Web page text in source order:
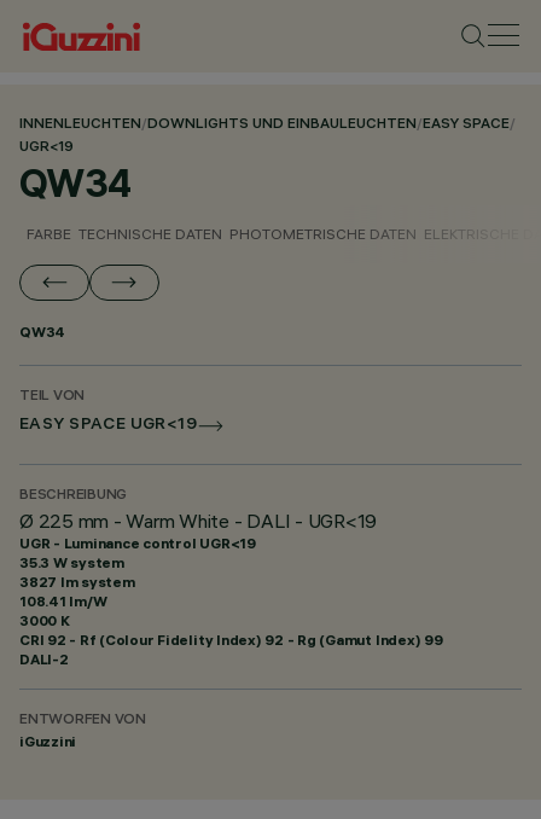
INNENLEUCHTEN/DOWNLIGHTS UND EINBAULEUCHTEN/EASY SPACE/
UGR<19
QW34
FARBE TECHNISCHE DATEN PHOTOMETRISCHE DATEN ELEKTRISCHE
QW34
TEIL VON
EASY SPACE UGR<19
BESCHREIBUNG
Ø 225 mm - Warm White - DALI - UGR<19
UGR - Luminance control UGR<19
35.3 W system
3827 lm system
108.41 lm/W
3000 K
CRI 92 - Rf (Colour Fidelity Index) 92 - Rg (Gamut Index) 99
DALI-2
ENTWORFEN VON
iGuzzini